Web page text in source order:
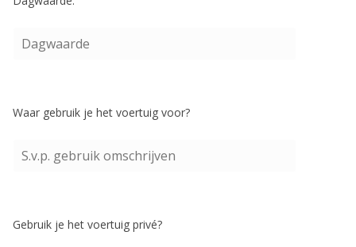
Waar gebruik je het voertuig voor?
Gebruik je het voertuig privé?